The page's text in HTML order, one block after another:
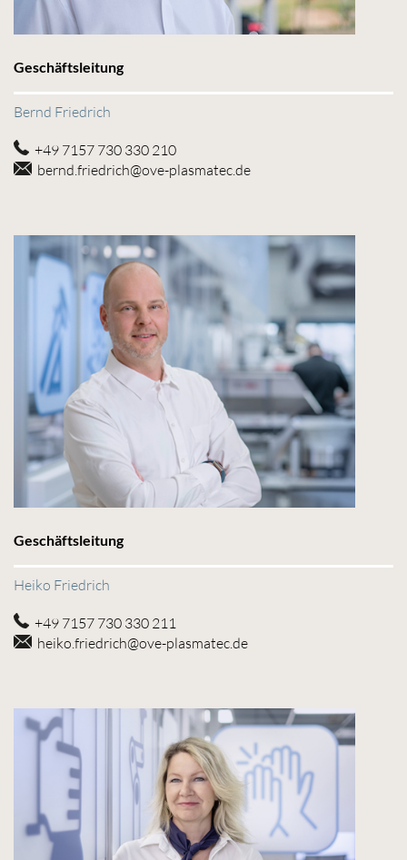
Geschäftsleitung
Bernd Friedrich
+49 7157 730 330 210
bernd.friedrich@ove-plasmatec.de
Geschäftsleitung
Heiko Friedrich
+49 7157 730 330 211
heiko.friedrich@ove-plasmatec.de